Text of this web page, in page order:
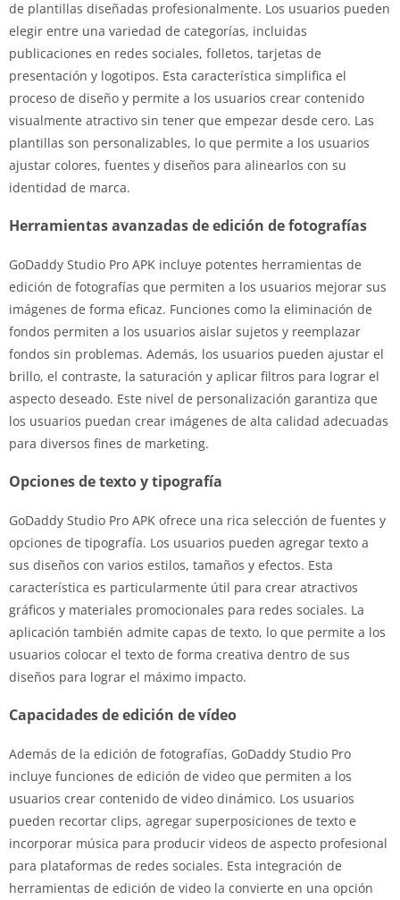
de plantillas diseñadas profesionalmente. Los usuarios pueden
elegir entre una variedad de categorías, incluidas
publicaciones en redes sociales, folletos, tarjetas de
presentación y logotipos. Esta característica simplifica el
proceso de diseño y permite a los usuarios crear contenido
visualmente atractivo sin tener que empezar desde cero. Las
plantillas son personalizables, lo que permite a los usuarios
ajustar colores, fuentes y diseños para alinearlos con su
identidad de marca.
Herramientas avanzadas de edición de fotografías
GoDaddy Studio Pro APK incluye potentes herramientas de
edición de fotografías que permiten a los usuarios mejorar sus
imágenes de forma eficaz. Funciones como la eliminación de
fondos permiten a los usuarios aislar sujetos y reemplazar
fondos sin problemas. Además, los usuarios pueden ajustar el
brillo, el contraste, la saturación y aplicar filtros para lograr el
aspecto deseado. Este nivel de personalización garantiza que
los usuarios puedan crear imágenes de alta calidad adecuadas
para diversos fines de marketing.
Opciones de texto y tipografía
GoDaddy Studio Pro APK ofrece una rica selección de fuentes y
opciones de tipografía. Los usuarios pueden agregar texto a
sus diseños con varios estilos, tamaños y efectos. Esta
característica es particularmente útil para crear atractivos
gráficos y materiales promocionales para redes sociales. La
aplicación también admite capas de texto, lo que permite a los
usuarios colocar el texto de forma creativa dentro de sus
diseños para lograr el máximo impacto.
Capacidades de edición de vídeo
Además de la edición de fotografías, GoDaddy Studio Pro
incluye funciones de edición de video que permiten a los
usuarios crear contenido de video dinámico. Los usuarios
pueden recortar clips, agregar superposiciones de texto e
incorporar música para producir videos de aspecto profesional
para plataformas de redes sociales. Esta integración de
herramientas de edición de video la convierte en una opción